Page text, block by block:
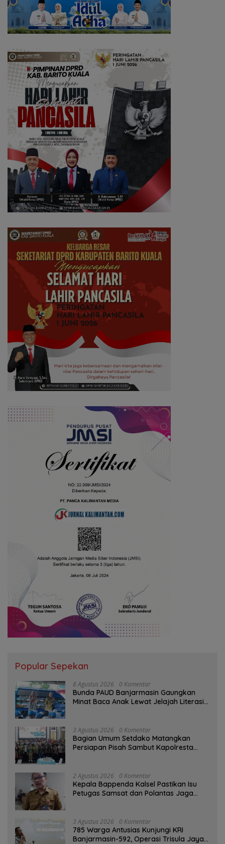
Popular Sepekan
8 Agustus 2026 0 Komentar
Bunda PAUD Banjarmasin Gaungkan
Minat Baca Anak Lewat Jelajah Literasi
3 Agustus 2026 0 Komentar
Bagian Umum Setdako Matangkan
Persiapan Pisah Sambut Kapolresta
2 Agustus 2026 0 Komentar
Kepala Bappenda Kalsel Pastikan Isu
Petugas Samsat dan Polantas Jaga
3 Agustus 2026 0 Komentar
785 Warga Antusias Kunjungi KRI
Banjarmasin-592, Operasi Trisula Jaya